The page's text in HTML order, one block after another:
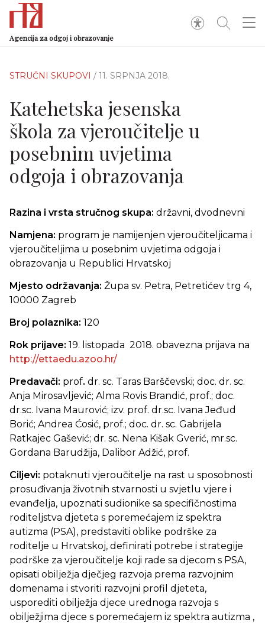
Agencija za odgoj i obrazovanje
STRUČNI SKUPOVI / 11. SRPNJA 2018.
Katehetska jesenska
škola za vjeroučitelje u
posebnim uvjetima
odgoja i obrazovanja
Razina i vrsta stručnog skupa: državni, dvodnevni
Namjena: program je namijenjen vjeroučiteljicama i
vjeroučiteljima u posebnim uvjetima odgoja i
obrazovanja u Republici Hrvatskoj
Mjesto održavanja: Župa sv. Petra, Petretićev trg 4,
10000 Zagreb
Broj polaznika: 120
Rok prijave: 19. listopada 2018. obavezna prijava na
http://ettaedu.azoo.hr/
Predavači: prof. dr. sc. Taras Barščevski; doc. dr. sc.
Anja Mirosavljević; Alma Rovis Brandić, prof.; doc.
dr.sc. Ivana Maurović; izv. prof. dr.sc. Ivana Jeđud
Borić; Andrea Ćosić, prof.; doc. dr. sc. Gabrijela
Ratkajec Gašević; dr. sc. Nena Kišak Gverić, mr.sc.
Gordana Barudžija, Dalibor Adžić, prof.
Ciljevi: potaknuti vjeroučitelje na rast u sposobnosti
prosuđivanja životnih stvarnosti u svjetlu vjere i
evanđelja, upoznati sudionike sa specifičnostima
roditeljstva djeteta s poremećajem iz spektra
autizma (PSA), predstaviti oblike podrške za
roditelje u Hrvatskoj, definirati potrebe i strategije
podrške za vjeroučitelje koji rade sa djecom s PSA,
opisati obilježja dječjeg razvoja prema razvojnim
domenama i stvoriti razvojni profil djeteta,
usporediti obilježja djece urednoga razvoja s
obilježjima djece s poremećajem iz spektra autizma ,